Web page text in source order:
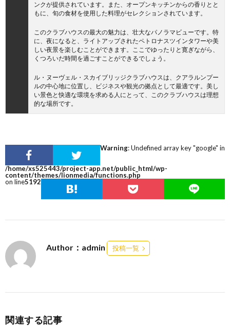
ンクが提供されています。また、オープンキッチンからの香りとと
もに、旬の食材を使用した料理がセレクションされています。
このクラブハウスの最大の魅力は、壮大なパノラマビューです。特
に、夜になると、ライトアップされたペトロナスツインタワーや美
しい夜景を楽しむことができます。ここでゆったりと寛ぎながら、
くつろいだ時間を過ごすことができるでしょう。
ル・ヌーヴェル・スカイブリッジクラブハウスは、クアラルンプー
ルの中心地に位置し、ビジネスや観光の拠点として最適です。美し
い景色と快適な環境を求める人にとって、このクラブハウスは理想
的な場所です。
Warning: Undefined array key "google" in
/home/xs525443/project-app.net/public_html/wp-
content/themes/lionmedia/functions.php
on line5192
Author：admin 投稿一覧
関連する記事